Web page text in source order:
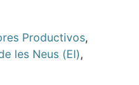
Productivos,
les Neus (El),